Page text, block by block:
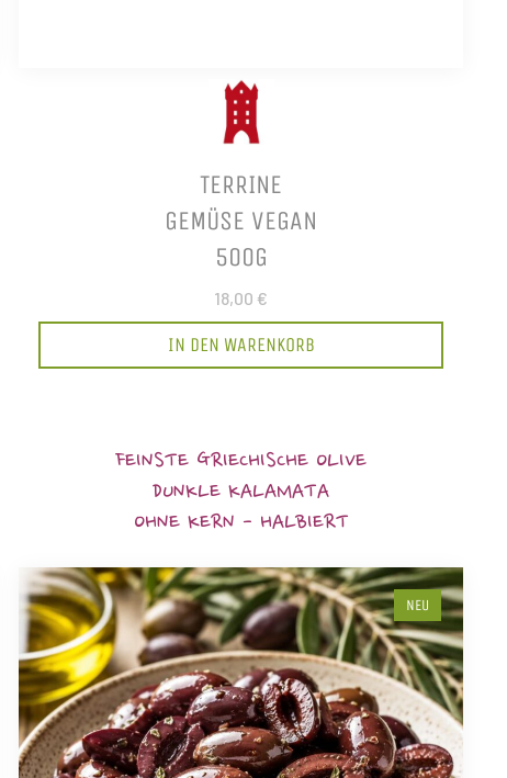
TERRINE
GEMÜSE VEGAN
500G
18,00 €
IN DEN WARENKORB
FEINSTE GRIECHISCHE OLIVE
DUNKLE KALAMATA
OHNE KERN - HALBIERT
NEU